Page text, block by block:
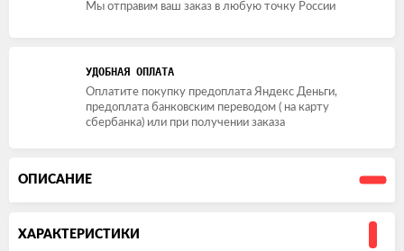
Мы отправим ваш заказ в любую точку России
УДОБНАЯ ОПЛАТА
Оплатите покупку предоплата Яндекс Деньги,
предоплата банковским переводом ( на карту
сбербанка) или при получении заказа
ОПИСАНИЕ
ХАРАКТЕРИСТИКИ